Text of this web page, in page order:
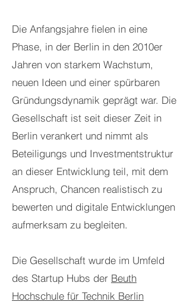
Die Anfangsjahre fielen in eine
Phase, in der Berlin in den 2010er
Jahren von starkem Wachstum,
neuen Ideen und einer spürbaren
Gründungsdynamik geprägt war. Die
Gesellschaft ist seit dieser Zeit in
Berlin verankert und nimmt als
Beteiligungs und Investmentstruktur
an dieser Entwicklung teil, mit dem
Anspruch, Chancen realistisch zu
bewerten und digitale Entwicklungen
aufmerksam zu begleiten.
Die Gesellschaft wurde im Umfeld
des Startup Hubs der Beuth
Hochschule für Technik Berlin